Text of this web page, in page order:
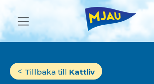
to
content
Tillbaka till Kattliv